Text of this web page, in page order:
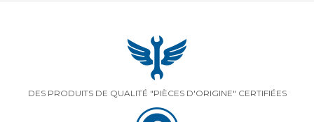
DES PRODUITS DE QUALITÉ "PIÈCES D'ORIGINE" CERTIFIÉES